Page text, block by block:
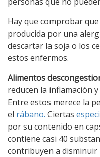
Hay que comprobar
producida por una
descartar la soja o los
estos enfermos.
Alimentos
reducen la inflamación
Entre estos merece la
el rábano. Ciertas
por su contenido en
contiene casi 40
contribuyen a disminuir